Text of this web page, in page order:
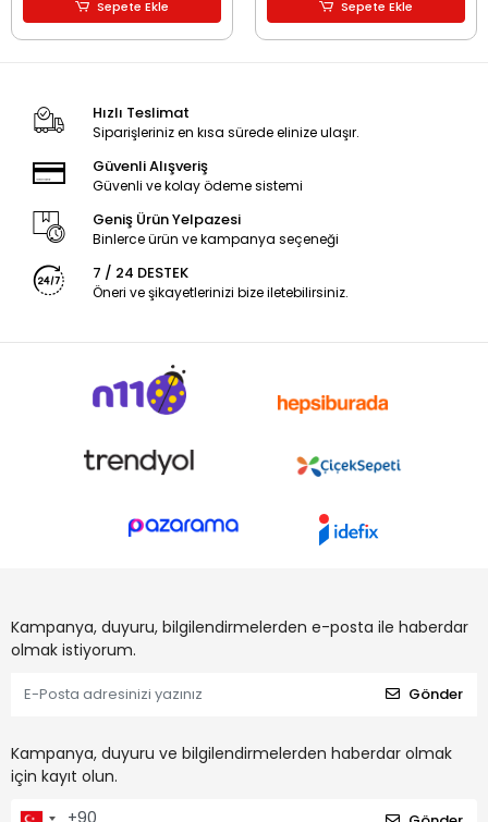
Sepete Ekle Sepete Ekle
Hızlı Teslimat
Siparişleriniz en kısa sürede elinize ulaşır.
Güvenli Alışveriş
Güvenli ve kolay ödeme sistemi
Geniş Ürün Yelpazesi
Binlerce ürün ve kampanya seçeneği
7 / 24 DESTEK
Öneri ve şikayetlerinizi bize iletebilirsiniz.
Kampanya, duyuru, bilgilendirmelerden e-posta ile haberdar
olmak istiyorum.
Gönder
Kampanya, duyuru ve bilgilendirmelerden haberdar olmak
için kayıt olun.